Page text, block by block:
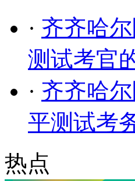
· 齐齐哈
测试考官
· 齐齐哈
平测试考
热点